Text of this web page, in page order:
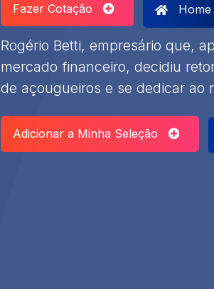
Fazer Cotação Home
​Rogério Betti, empresário que,
mercado financeiro, decidiu
de açougueiros e se dedicar ao
Adicionar a Minha Seleção